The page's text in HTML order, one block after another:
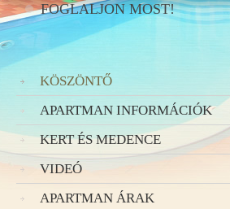
FOGLALJON MOST!
KÖSZÖNTŐ
APARTMAN INFORMÁCIÓK
KERT ÉS MEDENCE
VIDEÓ
APARTMAN ÁRAK